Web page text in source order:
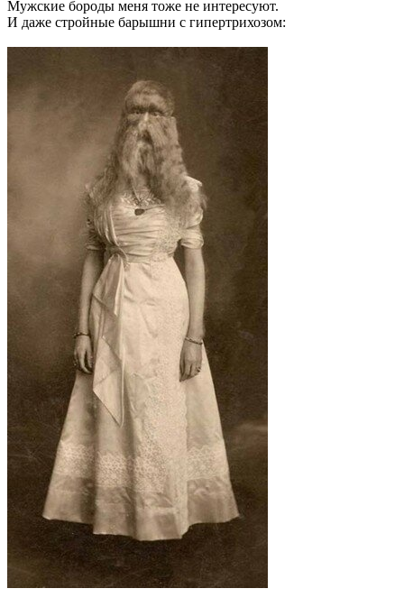
Мужские бороды меня тоже не интересуют.
И даже стройные барышни с гипертрихозом: